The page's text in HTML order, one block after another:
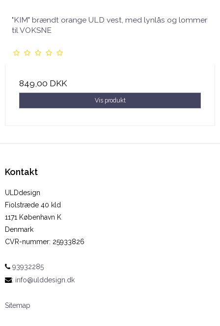
"KIM" brændt orange ULD vest, med lynlås og lommer
til VOKSNE
849,00 DKK
Vis produkt
Kontakt
ULDdesign
Fiolstræde 40 kld
1171 København K
Denmark
CVR-nummer: 25933826
93932285
: info@ulddesign.dk
Sitemap